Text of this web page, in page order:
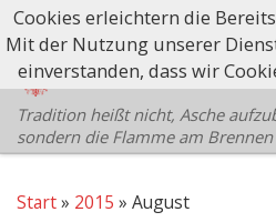
Zum Inhalt springen
Schützenbezirk
Tradition heißt nicht, Asche
sondern die Flamme am
Start» 2015 » August
Cookies erleichtern die
Mit der Nutzung unserer
einverstanden, dass wir